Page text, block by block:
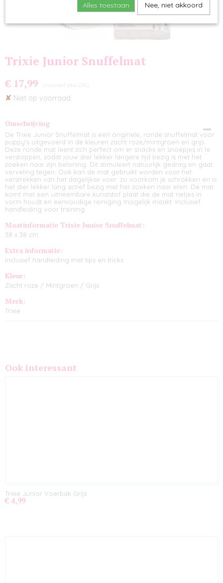
Trixie Junior Snuffelmat
€ 17,99 (inclusief btw 21%)
✘ Niet op voorraad
Omschrijving
De Trixie Junior Snuffelmat is een originele, ronde snuffelmat voor
puppy's uitgevoerd in de kleuren zacht roze/mintgroen en grijs.
Deze ronde mat leent zich perfect om er snacks en snoepjes in te
verstoppen, zodat jouw dier lekker langere tijd bezig is met het
zoeken naar zijn beloning. Dit stimuleert natuurlijk gedrag en gaat
verveling tegen. Ook kan de mat gebruikt worden voor het
verstrekken van het dagelijkse voer: zo voorkom je schrokken en is
het dier lekker lang actief bezig met het zoeken naar eten. De mat
komt met een uitneembare kunststof plaat die de mat netjes in
vorm houdt en eenvoudige reiniging mogelijk maakt. Inclusief
handleiding voor training.
Maatinformatie Trixie Junior Snuffelmat:
38 x 38 cm
Extra informatie:
Inclusief handleiding met tips en tricks
Kleur:
Zacht roze / Mintgroen / Grijs
Merk:
Trixie
Ook interessant
Trixie Junior Voerbak Grijs
€ 4,99
Alles toestaan Nee, niet akkoord